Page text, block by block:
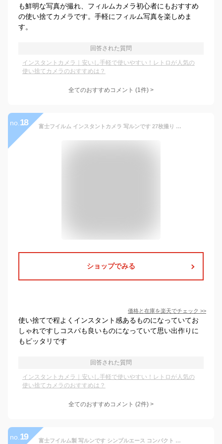
も鮮明な写真が撮れ、フィルムカメラ初心者にもおすすめ
の使い捨てカメラです。手軽にフィルム写真を楽しめま
す。
回答された質問
インスタントカメラ｜安いし手軽で使いやすい！レトロが人気の
使い捨てカメラのおすすめは？
全てのおすすめコメント (1件) >
no. 18 富士フイルム インスタントカメラ 写ルンです 27枚撮り LF JDV1 SP FL 27SH 1 使い捨てカメラ
ショップでみる
価格と在庫を楽天でチェック >>
使い捨てで程よくインスタント感あるものになっていてお
しゃれですしコスパも良いものになっていて思い出作りに
もピッタリです
回答された質問
インスタントカメラ｜安いし手軽で使いやすい！レトロが人気の
使い捨てカメラのおすすめは？
全てのおすすめコメント (2件) >
no. 19 富士フイルム製 写ルンです シンプルエース コンパクト 使い捨てカメラ 初期モデルデザイン 27枚 フィルムカメラ レトロ インスタントカメラ & SOLOFIS カメラクリーナー付 (1個)